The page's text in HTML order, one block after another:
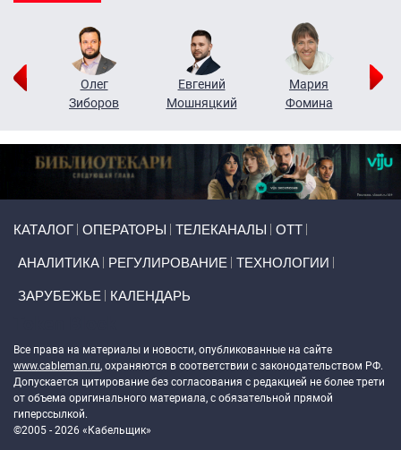
Олег
Зиборов
Евгений
Мошняцкий
Мария
Фомина
КАТАЛОГ ОПЕРАТОРЫ ТЕЛЕКАНАЛЫ ОТТ
АНАЛИТИКА РЕГУЛИРОВАНИЕ ТЕХНОЛОГИИ
ЗАРУБЕЖЬЕ КАЛЕНДАРЬ
Все права на материалы и новости, опубликованные на сайте
www.cableman.ru, охраняются в соответствии с законодательством РФ.
Допускается цитирование без согласования с редакцией не более трети
от объема оригинального материала, с обязательной прямой
гиперссылкой.
©2005 - 2026 «Кабельщик»